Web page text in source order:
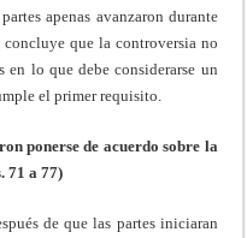
apenas avanzaron durante
que la controversia no
en lo que debe considerarse un
el primer requisito.
ponerse de acuerdo sobre la
71 a 77)
de que las partes iniciaran